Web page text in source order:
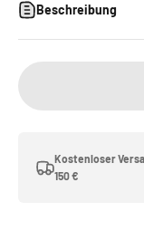
Beschreibung
Kostenloser
150 €